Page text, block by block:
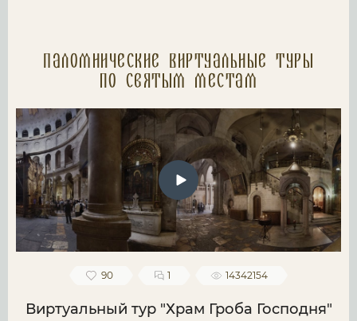
Паломнические Виртуальные туры
по святым местам
90 1 14342154
Виртуальный тур "Храм Гроба Господня"